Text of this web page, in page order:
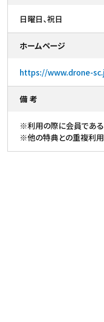
日曜日、祝日
ホームページ
https://www.drone-
備 考
※利用の際に会員である
※他の特典との重複利用